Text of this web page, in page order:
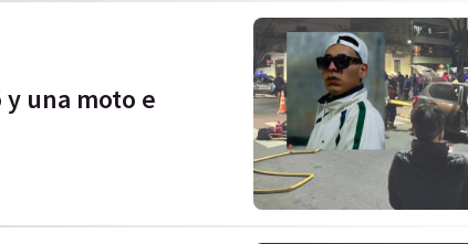
y una moto e